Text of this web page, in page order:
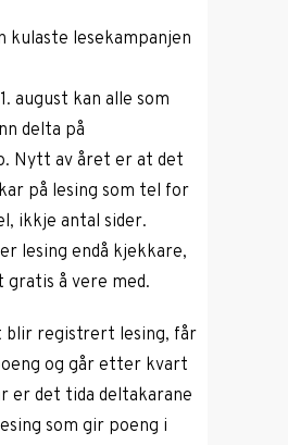
kulaste lesekampanjen
august kan alle som
delta på
Nytt av året er at det
på lesing som tel for
ikkje antal sider.
lesing endå kjekkare,
å vere med.
blir registrert lesing, får
og går etter kvart
er det tida deltakarane
som gir poeng i